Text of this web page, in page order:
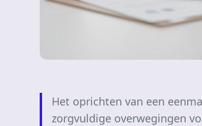
Het oprichten van een
zorgvuldige overwegingen